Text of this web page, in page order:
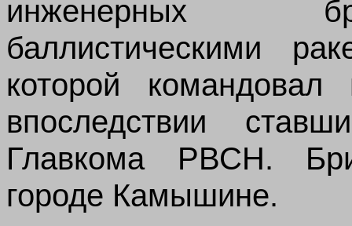
инженерных
баллистическими
которой командовал
впоследствии
Главкома РВСН.
городе Камышине.